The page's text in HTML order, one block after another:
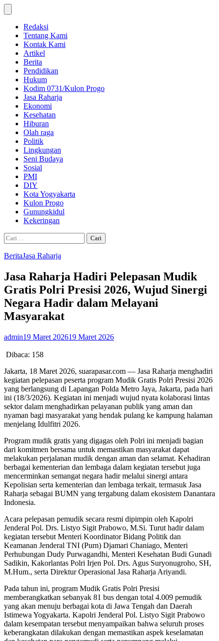
Skip
to
contentRedaksi
Tentang Kami
Kontak Kami
Artikel
Berita
Pendidikan
Hukum
Kodim 0731/Kulon Progo
Jasa Raharja
Ekonomi
Kesehatan
Hiburan
Olah raga
Politik
Lingkungan
Seni Budaya
Sosial
PMI
DIY
Kota Yogyakarta
Kulon Progo
Gunungkidul
Kekeringan
Cari
untuk:
BeritaJasa Raharja
Jasa Raharja Hadiri Pelepasan Mudik
Gratis Polri Presisi 2026, Wujud Sinergi
Negara Hadir dalam Melayani
Masyarakat
admin19 Maret 202619 Maret 2026
Dibaca: 158
Jakarta, 18 Maret 2026, suarapasar.com — Jasa Raharja menghadiri
kegiatan pelepasan peserta program Mudik Gratis Polri Presisi 2026
yang berlangsung di Lapangan Polda Metro Jaya, Jakarta, pada hari
ini (18/3/2026). Kegiatan ini menjadi wujud nyata kolaborasi lintas
sektor dalam menghadirkan pelayanan publik yang aman dan
nyaman bagi masyarakat yang hendak pulang ke kampung halaman
menjelang Idulfitri 2026.
Program mudik gratis yang digagas oleh Polri ini menjadi bagian
dari komitmen bersama untuk memastikan masyarakat dapat
melakukan perjalanan mudik dengan aman dan selamat. Kehadiran
berbagai kementerian dan lembaga dalam kegiatan tersebut juga
mencerminkan semangat negara hadir melalui sinergi antara
Kepolisian serta kementerian dan lembaga terkait, termasuk Jasa
Raharja sebagai BUMN yang tergabung dalam ekosistem Danantara
Indonesia.
Acara pelepasan pemudik secara resmi dipimpin oleh Kapolri
Jenderal Pol. Drs. Listyo Sigit Prabowo, M.Si. Turut hadir dalam
kegiatan tersebut Menteri Koordinator Bidang Politik dan
Keamanan Jenderal TNI (Purn) Djamari Chaniago, Menteri
Perhubungan Dudy Purwagandhi, Menteri Kesehatan Budi Gunadi
Sadikin, Kakorlantas Polri Irjen Pol. Drs. Agus Suryonugroho, SH,
M.Hum., serta Direktur Operasional Jasa Raharja Ariyandi.
Pada tahun ini, program Mudik Gratis Polri Presisi
memberangkatkan sebanyak 81 bus dengan total 4.009 pemudik
yang akan menuju berbagai kota di Jawa Tengah dan Daerah
Istimewa Yogyakarta. Kapolri Jenderal Pol. Listyo Sigit Prabowo
dalam kesempatan tersebut menyampaikan bahwa seluruh proses
keberangkatan dilakukan dengan memastikan aspek keselamatan